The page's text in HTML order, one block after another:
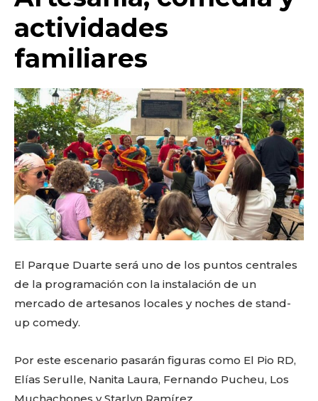
actividades
familiares
El Parque Duarte será uno de los puntos centrales
de la programación con la instalación de un
mercado de artesanos locales y noches de stand-
up comedy.
Por este escenario pasarán figuras como El Pio RD,
Elías Serulle, Nanita Laura, Fernando Pucheu, Los